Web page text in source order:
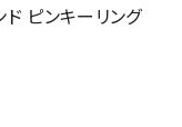
ピンキーリング